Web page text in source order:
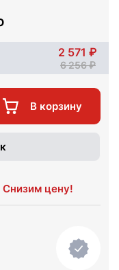
2 571
6 256
В корзину
Снизим цену!